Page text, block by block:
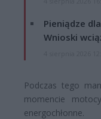
Pieniądze
Wnioski
Podczas tego
momencie
energochłonne.